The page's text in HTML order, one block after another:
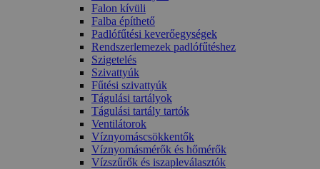
Falon kívüli
Falba építhető
Padlófűtési keverőegységek
Rendszerlemezek padlófűtéshez
Szigetelés
Szivattyúk
Fűtési szivattyúk
Tágulási tartályok
Tágulási tartály tartók
Ventilátorok
Víznyomáscsökkentők
Víznyomásmérők és hőmérők
Vízszűrők és iszapleválasztók